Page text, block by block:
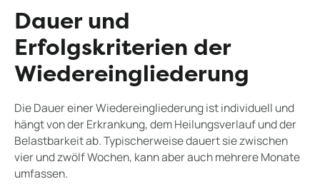
Dauer und
Erfolgskriterien der
Wiedereingliederung
Die Dauer einer Wiedereingliederung ist individuell und
hängt von der Erkrankung, dem Heilungsverlauf und der
Belastbarkeit ab. Typischerweise dauert sie zwischen
vier und zwölf Wochen, kann aber auch mehrere Monate
umfassen.